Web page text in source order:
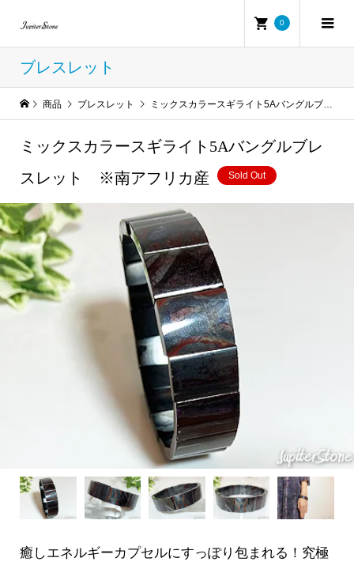
0
ブレスレット
商品 ブレスレット ミックスカラースギライト5Aバングルブレスレット ※南アフリカ産
ミックスカラースギライト5Aバングルブレ
スレット ※南アフリカ産
Sold Out
癒しエネルギーカプセルにすっぽり包まれる！究極